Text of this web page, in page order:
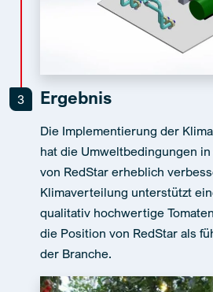
3 Ergebnis
Die Implementierung der
hat die Umweltbedingungen
von RedStar erheblich
Klimaverteilung unterstützt
qualitativ hochwertige
die Position von RedStar als
der Branche.